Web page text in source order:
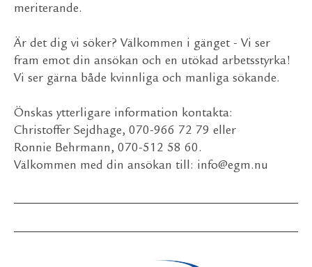
meriterande.
Är det dig vi söker? Välkommen i gänget - Vi ser
fram emot din ansökan och en utökad arbetsstyrka!
Vi ser gärna både kvinnliga och manliga sökande.
Önskas ytterligare information kontakta:
Christoffer Sejdhage, 070-966 72 79 eller
Ronnie Behrmann, 070-512 58 60.
Välkommen med din ansökan till: info@egm.nu